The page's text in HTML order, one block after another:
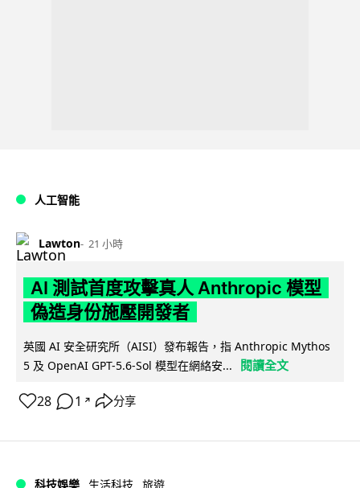
人工智能
Lawton 21 小時
AI 測試首度攻擊真人 Anthropic 模型
偽造身份施壓開發者
英國 AI 安全研究所（AISI）發布報告，指 Anthropic Mythos
5 及 OpenAI GPT-5.6-Sol 模型在網絡安...
閱讀全文
28 1 ↗ 分享
科技娛樂 生活科技 旅遊